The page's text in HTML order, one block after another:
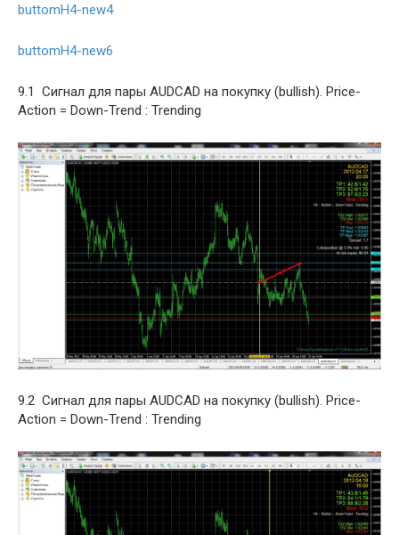
buttomH4-new4
buttomH4-new6
9.1 Сигнал для пары AUDCAD на покупку (bullish). Price-
Action = Down-Trend : Trending
9.2 Сигнал для пары AUDCAD на покупку (bullish). Price-
Action = Down-Trend : Trending